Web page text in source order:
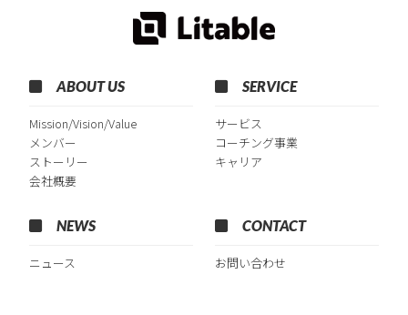
ABOUT US
Mission/Vision/Value
メンバー
ストーリー
会社概要
SERVICE
サービス
コーチング事業
キャリア
NEWS
ニュース
CONTACT
お問い合わせ